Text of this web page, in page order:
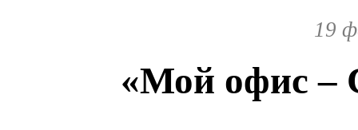
19
«Мой офис –